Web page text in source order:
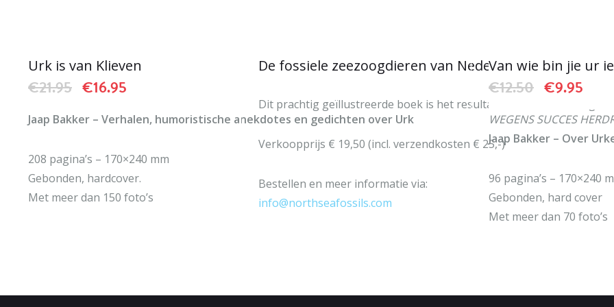
Urk is van Klieven
€21.95 Oorspronkelijke prijs was: €21.95.
€16.95
Jaap Bakker – Verhalen, humoristische anekdotes en gedichten over Urk
208 pagina’s – 170×240 mm
Gebonden, hardcover.
Met meer dan 150 foto’s
De fossiele zeezoogdieren van Nederland
Dit prachtig geïllustreerde boek is het resultaat van decennialang
Verkoopprijs € 19,50 (incl. verzendkosten € 25,-)
Bestellen en meer informatie via:
info@northseafossils.com
Van wie bin jie ur
€12.50 €9.95
WEGENS SUCCES
Jaap Bakker – Over
96 pagina’s – 170×240
Gebonden, hard cover
Met meer dan 70 foto’s